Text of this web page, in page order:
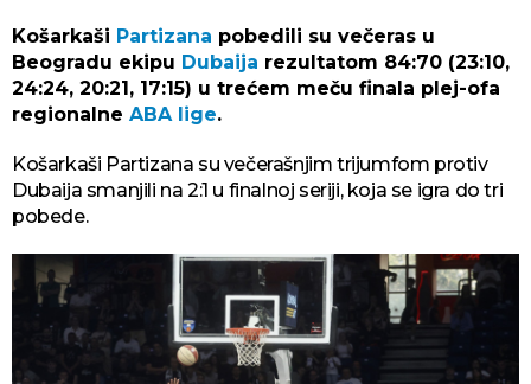
Košarkaši Partizana pobedili su večeras u
Beogradu ekipu Dubaija rezultatom 84:70 (23:10,
24:24, 20:21, 17:15) u trećem meču finala plej-ofa
regionalne ABA lige.
Košarkaši Partizana su večerašnjim trijumfom protiv
Dubaija smanjili na 2:1 u finalnoj seriji, koja se igra do tri
pobede.